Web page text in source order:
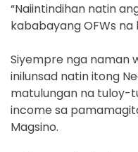
“Naiintindihan natin
kababayang OFWs
Siyempre nga naman
inilunsad natin itong
matulungan na tuloy-
income sa
Magsino.